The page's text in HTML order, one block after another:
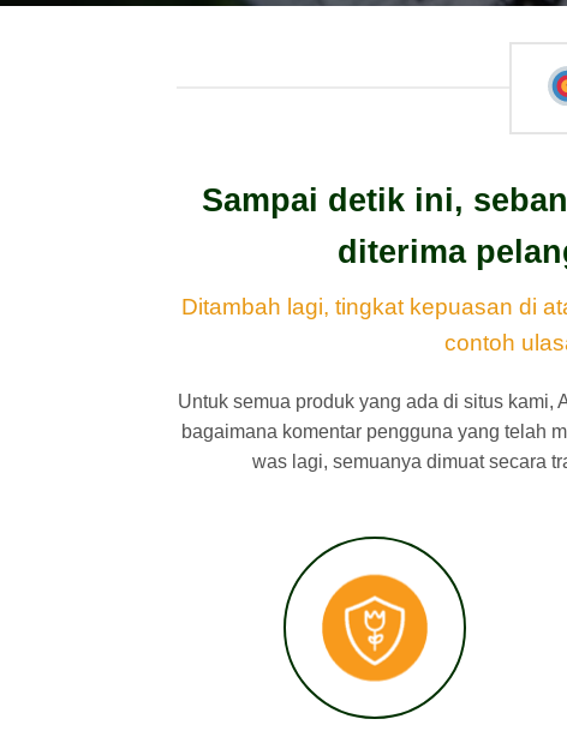
Sampai detik ini,
diterima
Ditambah lagi, tingkat kepuasan di
contoh
Untuk semua produk yang ada di situs kami,
bagaimana komentar pengguna yang telah
was lagi, semuanya dimuat secara